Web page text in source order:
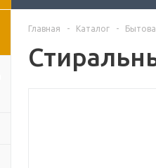
Главная - Каталог -